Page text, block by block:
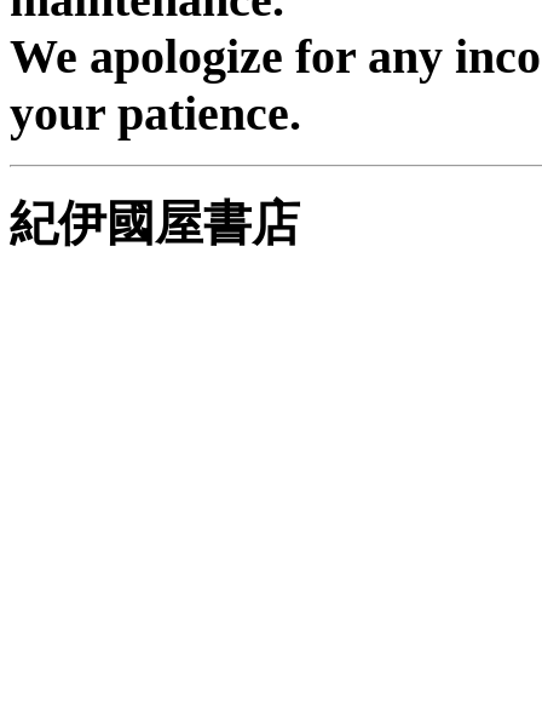
We apologize for any
your patience.
紀伊國屋書店